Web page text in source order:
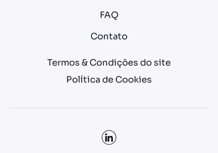
FAQ
Contato
Termos & Condições do site
Política de Cookies